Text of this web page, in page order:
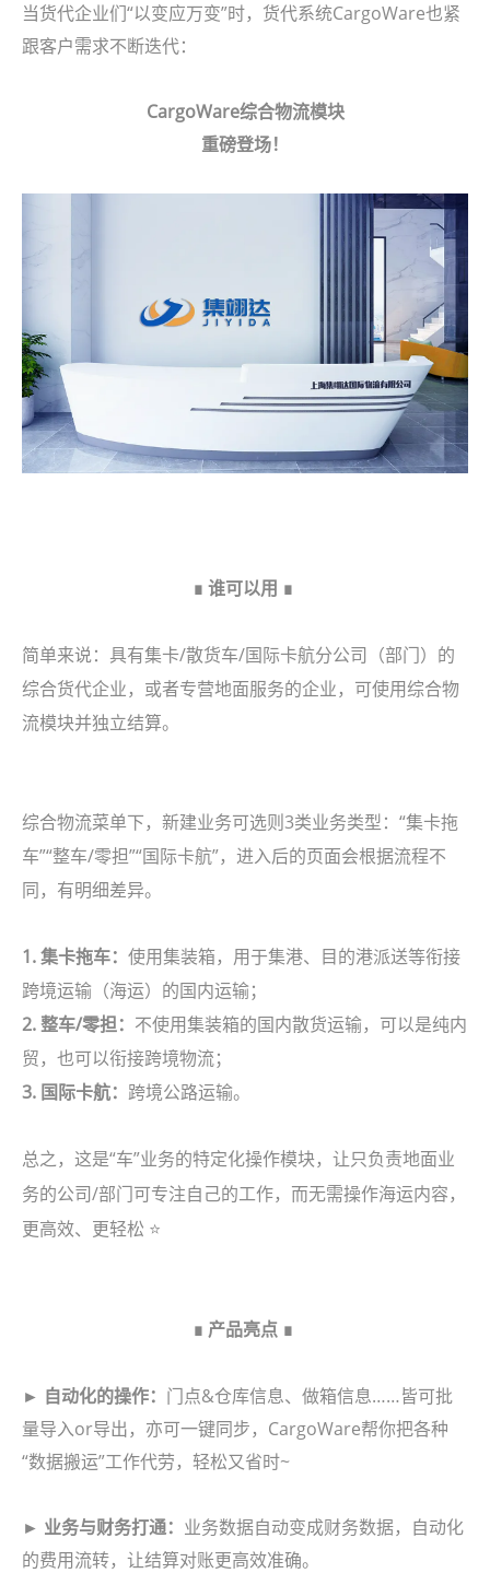
当货代企业们“以变应万变”时，货代系统CargoWare也紧
跟客户需求不断迭代：
CargoWare综合物流模块
重磅登场！
∎ 谁可以用 ∎
简单来说：具有集卡/散货车/国际卡航分公司（部门）的
综合货代企业，或者专营地面服务的企业，可使用综合物
流模块并独立结算。
综合物流菜单下，新建业务可选则3类业务类型：“集卡拖
车”“整车/零担”“国际卡航”，进入后的页面会根据流程不
同，有明细差异。
1. 集卡拖车： 使用集装箱，用于集港、目的港派送等衔接
跨境运输（海运）的国内运输；
2. 整车/零担： 不使用集装箱的国内散货运输，可以是纯内
贸，也可以衔接跨境物流；
3. 国际卡航： 跨境公路运输。
总之，这是“车”业务的特定化操作模块，让只负责地面业
务的公司/部门可专注自己的工作，而无需操作海运内容，
更高效、更轻松 ⭐
∎ 产品亮点 ∎
► 自动化的操作： 门点&仓库信息、做箱信息……皆可批
量导入or导出，亦可一键同步，CargoWare帮你把各种
“数据搬运”工作代劳，轻松又省时~
► 业务与财务打通： 业务数据自动变成财务数据，自动化
的费用流转，让结算对账更高效准确。